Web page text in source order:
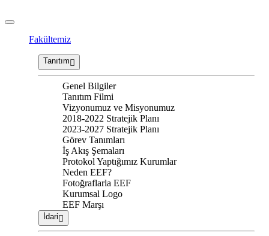
Fakültemiz
Tanıtım
Genel Bilgiler
Tanıtım Filmi
Vizyonumuz ve Misyonumuz
2018-2022 Stratejik Planı
2023-2027 Stratejik Planı
Görev Tanımları
İş Akış Şemaları
Protokol Yaptığımız Kurumlar
Neden EEF?
Fotoğraflarla EEF
Kurumsal Logo
EEF Marşı
İdari